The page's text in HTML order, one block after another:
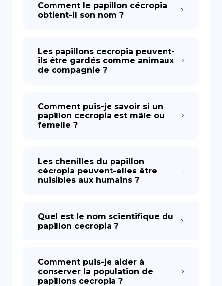
Comment le papillon cécropia
obtient-il son nom ?
Les papillons cecropia peuvent-
ils être gardés comme animaux
de compagnie ?
Comment puis-je savoir si un
papillon cecropia est mâle ou
femelle ?
Les chenilles du papillon
cécropia peuvent-elles être
nuisibles aux humains ?
Quel est le nom scientifique du
papillon cecropia ?
Comment puis-je aider à
conserver la population de
papillons cecropia ?